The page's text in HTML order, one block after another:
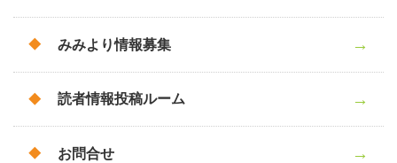
みみより情報募集
読者情報投稿ルーム
お問合せ